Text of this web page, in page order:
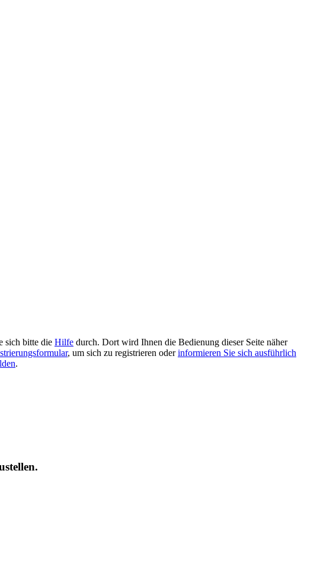
sich bitte die Hilfe durch. Dort wird Ihnen die Bedienung dieser Seite näher
, um sich zu registrieren oderinformieren Sie sich ausführlich
.